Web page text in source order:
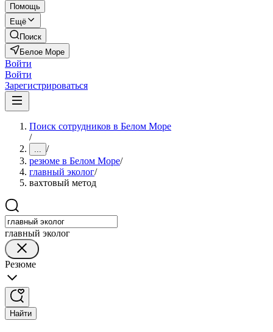
Помощь
Ещё
Поиск
Белое Море
Войти
Войти
Зарегистрироваться
Поиск сотрудников в Белом Море
/
... /
резюме в Белом Море/
главный эколог/
вахтовый метод
главный эколог
Резюме
Найти